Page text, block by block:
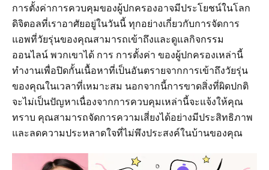
การตั้งค่าการควบคุมของผู้ปกครองอาจมีประโยชน์ในโลก
ดิจิตอลที่เราอาศัยอยู่ในวันนี้ ทุกอย่างเกี่ยวกับการจัดการ
แอพที่วัยรุ่นของคุณสามารถเข้าถึงและดูแลกิจกรรม
ออนไลน์ พวกเขาได้ การ การตั้งค่า ของผู้ปกครองเหล่านี้
ทำงานเพื่อปิดกั้นเนื้อหาที่เป็นอันตรายจากการเข้าถึงวัยรุ่น
ของคุณในเวลาที่เหมาะสม นอกจากนี้การขาดสิ่งที่ผิดปกติ
จะไม่เป็นปัญหาเนื่องจากการควบคุมเหล่านี้จะแจ้งให้คุณ
ทราบ คุณสามารถจัดการความเสี่ยงได้อย่างมีประสิทธิภาพ
และลดความประหลาดใจที่ไม่พึงประสงค์ในบ้านของคุณ